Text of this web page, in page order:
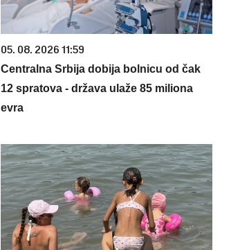
05. 08. 2026 11:59
Centralna Srbija dobija bolnicu od čak
12 spratova - država ulaže 85 miliona
evra